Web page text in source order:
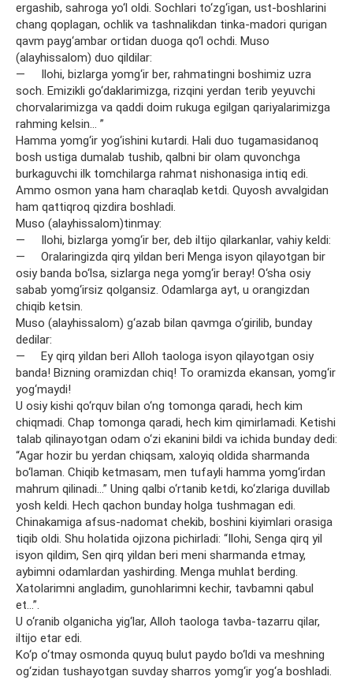
ergashib, sahroga yo‘l oldi. Sochlari to‘zg‘igan, ust-boshlarini
chang qoplagan, ochlik va tashnalikdan tinka-madori qurigan
qavm payg‘ambar ortidan duoga qo‘l ochdi. Muso
(alayhissalom) duo qildilar:
— Ilohi, bizlarga yomg‘ir ber, rahmatingni boshimiz uzra
soch. Emizikli go‘daklarimizga, rizqini yerdan terib yeyuvchi
chorvalarimizga va qaddi doim rukuga egilgan qariyalarimizga
rahming kelsin… ”
Hamma yomg‘ir yog‘ishini kutardi. Hali duo tugamasidanoq
bosh ustiga dumalab tushib, qalbni bir olam quvonchga
burkaguvchi ilk tomchilarga rahmat nishonasiga intiq edi.
Ammo osmon yana ham charaqlab ketdi. Quyosh avvalgidan
ham qattiqroq qizdira boshladi.
Muso (alayhissalom)tinmay:
— Ilohi, bizlarga yomg‘ir ber, deb iltijo qilarkanlar, vahiy keldi:
— Oralaringizda qirq yildan beri Menga isyon qilayotgan bir
osiy banda bo‘lsa, sizlarga nega yomg‘ir beray! O‘sha osiy
sabab yomg‘irsiz qolgansiz. Odamlarga ayt, u orangizdan
chiqib ketsin.
Muso (alayhissalom) g‘azab bilan qavmga o‘girilib, bunday
dedilar:
— Ey qirq yildan beri Alloh taologa isyon qilayotgan osiy
banda! Bizning oramizdan chiq! To oramizda ekansan, yomg‘ir
yog‘maydi!
U osiy kishi qo‘rquv bilan o‘ng tomonga qaradi, hech kim
chiqmadi. Chap tomonga qaradi, hech kim qimirlamadi. Ketishi
talab qilinayotgan odam o‘zi ekanini bildi va ichida bunday dedi:
“Agar hozir bu yerdan chiqsam, xaloyiq oldida sharmanda
bo‘laman. Chiqib ketmasam, men tufayli hamma yomg‘irdan
mahrum qilinadi…” Uning qalbi o‘rtanib ketdi, ko‘zlariga duvillab
yosh keldi. Hech qachon bunday holga tushmagan edi.
Chinakamiga afsus-nadomat chekib, boshini kiyimlari orasiga
tiqib oldi. Shu holatida ojizona pichirladi: “Ilohi, Senga qirq yil
isyon qildim, Sen qirq yildan beri meni sharmanda etmay,
aybimni odamlardan yashirding. Menga muhlat berding.
Xatolarimni angladim, gunohlarimni kechir, tavbamni qabul
et…”.
U o‘ranib olganicha yig‘lar, Alloh taologa tavba-tazarru qilar,
iltijo etar edi.
Ko‘p o‘tmay osmonda quyuq bulut paydo bo‘ldi va meshning
og‘zidan tushayotgan suvday sharros yomg‘ir yog‘a boshladi.